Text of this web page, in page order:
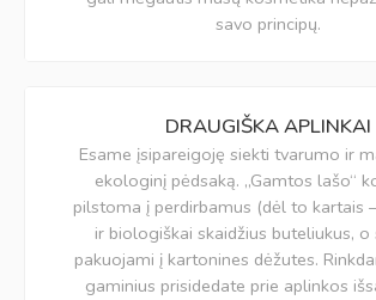
savo principų.
DRAUGIŠKA APLINKAI
Esame įsipareigoję siekti tvarumo ir
ekologinį pėdsaką. „Gamtos lašo“
pilstoma į perdirbamus (dėl to kartais
ir biologiškai skaidžius buteliukus, o
pakuojami į kartonines dėžutes.
gaminius prisidedate prie aplinkos